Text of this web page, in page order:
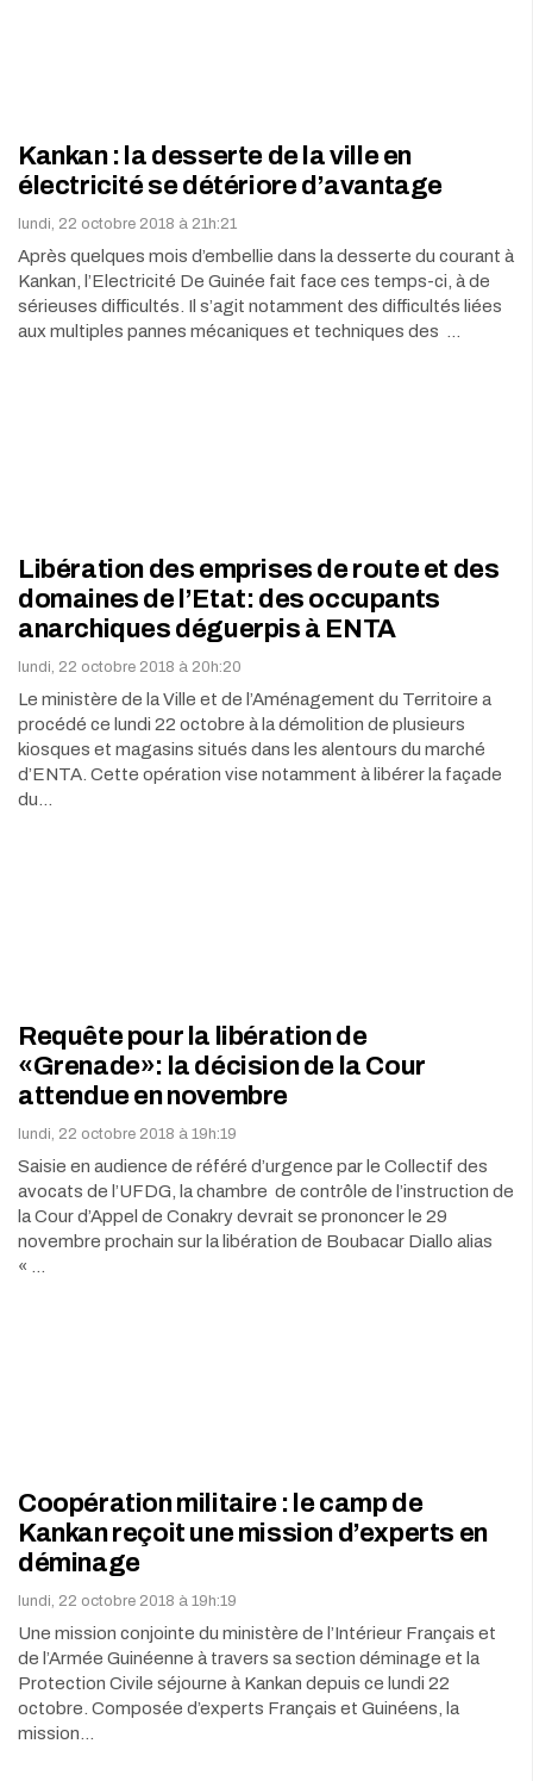
Kankan : la desserte de la ville en
électricité se détériore d’avantage
lundi, 22 octobre 2018 à 21h:21
Après quelques mois d’embellie dans la desserte du courant à
Kankan, l’Electricité De Guinée fait face ces temps-ci, à de
sérieuses difficultés. Il s’agit notamment des difficultés liées
aux multiples pannes mécaniques et techniques des …
Libération des emprises de route et des
domaines de l’Etat: des occupants
anarchiques déguerpis à ENTA
lundi, 22 octobre 2018 à 20h:20
Le ministère de la Ville et de l’Aménagement du Territoire a
procédé ce lundi 22 octobre à la démolition de plusieurs
kiosques et magasins situés dans les alentours du marché
d’ENTA. Cette opération vise notamment à libérer la façade
du…
Requête pour la libération de
«Grenade»: la décision de la Cour
attendue en novembre
lundi, 22 octobre 2018 à 19h:19
Saisie en audience de référé d’urgence par le Collectif des
avocats de l’UFDG, la chambre de contrôle de l’instruction de
la Cour d’Appel de Conakry devrait se prononcer le 29
novembre prochain sur la libération de Boubacar Diallo alias
« …
Coopération militaire : le camp de
Kankan reçoit une mission d’experts en
déminage
lundi, 22 octobre 2018 à 19h:19
Une mission conjointe du ministère de l’Intérieur Français et
de l’Armée Guinéenne à travers sa section déminage et la
Protection Civile séjourne à Kankan depuis ce lundi 22
octobre. Composée d’experts Français et Guinéens, la
mission…